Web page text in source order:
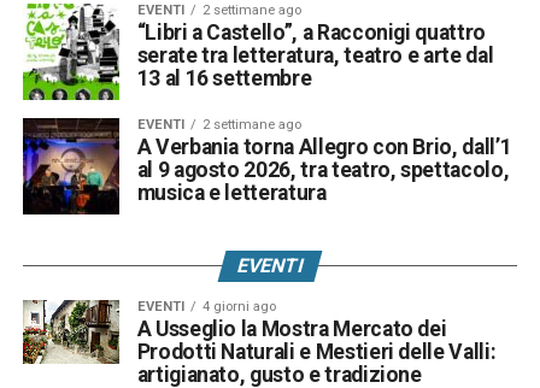
EVENTI 2 settimane ago
“Libri a Castello”, a Racconigi quattro
serate tra letteratura, teatro e arte dal
13 al 16 settembre
EVENTI 2 settimane ago
A Verbania torna Allegro con Brio, dall’1
al 9 agosto 2026, tra teatro, spettacolo,
musica e letteratura
EVENTI
EVENTI 4 giorni ago
A Usseglio la Mostra Mercato dei
Prodotti Naturali e Mestieri delle Valli:
artigianato, gusto e tradizione